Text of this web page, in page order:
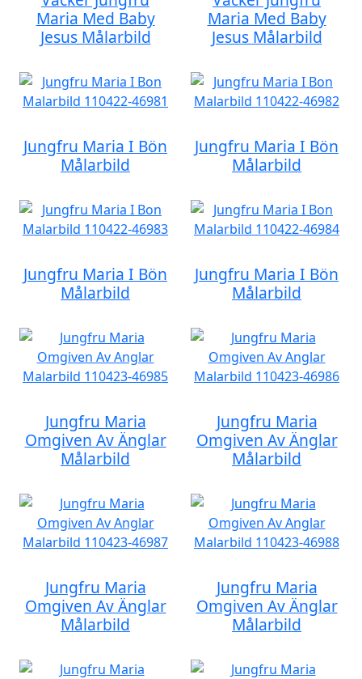
Maria Med Baby
Jesus Målarbild
Maria Med Baby
Jesus Målarbild
Jungfru Maria I Bön
Målarbild
Jungfru Maria I Bön
Målarbild
Jungfru Maria I Bön
Målarbild
Jungfru Maria I Bön
Målarbild
Jungfru Maria
Omgiven Av Änglar
Målarbild
Jungfru Maria
Omgiven Av Änglar
Målarbild
Jungfru Maria
Omgiven Av Änglar
Målarbild
Jungfru Maria
Omgiven Av Änglar
Målarbild